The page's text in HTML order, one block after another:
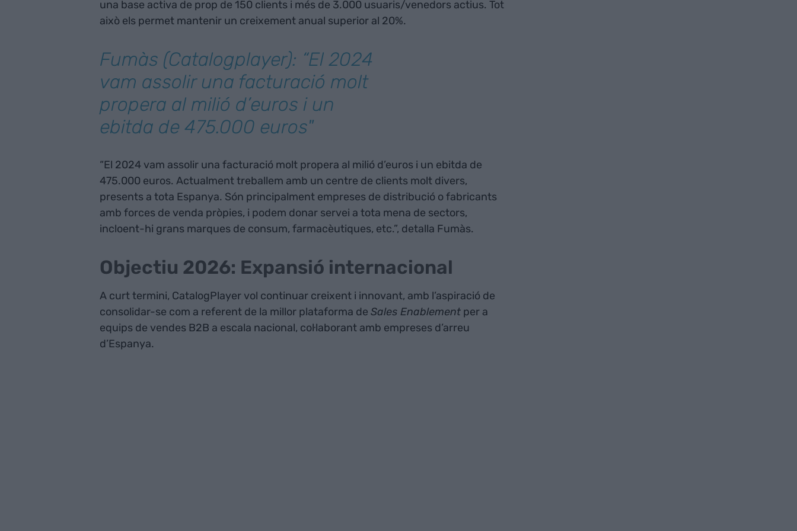
una base activa de prop de 150 clients i més de 3.000 usuaris/venedors actius. Tot
això els permet mantenir un creixement anual superior al 20%.
Fumàs (Catalogplayer): “El 2024
vam assolir una facturació molt
propera al milió d’euros i un
ebitda de 475.000 euros"
“El 2024 vam assolir una facturació molt propera al milió d’euros i un ebitda de
475.000 euros. Actualment treballem amb un centre de clients molt divers,
presents a tota Espanya. Són principalment empreses de distribució o fabricants
amb forces de venda pròpies, i podem donar servei a tota mena de sectors,
incloent-hi grans marques de consum, farmacèutiques, etc.”, detalla Fumàs.
Objectiu 2026: Expansió internacional
A curt termini, CatalogPlayer vol continuar creixent i innovant, amb l’aspiració de
consolidar-se com a referent de la millor plataforma de Sales Enablementper a
equips de vendes B2B a escala nacional, col·laborant amb empreses d’arreu
d’Espanya.